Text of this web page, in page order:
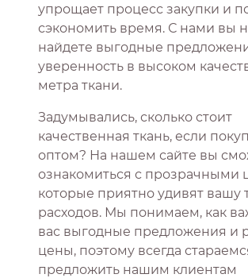
упрощает процесс закупки и
сэкономить время. С нами вы
найдете выгодные
уверенность в высоком
метра ткани.
Задумывались, сколько стоит
качественная ткань, если
оптом? На нашем сайте вы
ознакомиться с прозрачными
которые приятно удивят вашу
расходов. Мы понимаем, как
вас выгодные предложения и
цены, поэтому всегда
предложить нашим клиентам